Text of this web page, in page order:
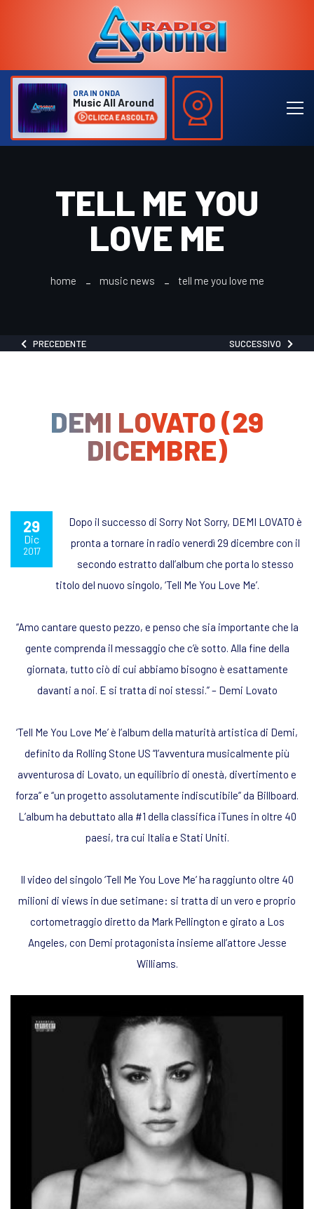
ORA IN ONDA
Music All Around
CLICCA E ASCOLTA
TELL ME YOU
LOVE ME
home music news tell me you love me
PRECEDENTE SUCCESSIVO
DEMI LOVATO (29
DICEMBRE)
29
Dic
2017
Dopo il successo di Sorry Not Sorry, DEMI LOVATO è
pronta a tornare in radio venerdì 29 dicembre con il
secondo estratto dall’album che porta lo stesso
titolo del nuovo singolo, ‘Tell Me You Love Me’.
“Amo cantare questo pezzo, e penso che sia importante che la
gente comprenda il messaggio che c’è sotto. Alla fine della
giornata, tutto ciò di cui abbiamo bisogno è esattamente
davanti a noi. E si tratta di noi stessi.” – Demi Lovato
‘Tell Me You Love Me’ è l’album della maturità artistica di Demi,
definito da Rolling Stone US “l’avventura musicalmente più
avventurosa di Lovato, un equilibrio di onestà, divertimento e
forza” e “un progetto assolutamente indiscutibile” da Billboard.
L’album ha debuttato alla #1 della classifica iTunes in oltre 40
paesi, tra cui Italia e Stati Uniti.
Il video del singolo ‘Tell Me You Love Me’ ha raggiunto oltre 40
milioni di views in due setimane: si tratta di un vero e proprio
cortometraggio diretto da Mark Pellington e girato a Los
Angeles, con Demi protagonista insieme all’attore Jesse
Williams.